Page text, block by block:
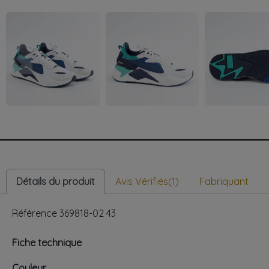
Précédent
keyboard_arrow_left
Détails du produit Avis Vérifiés(1) Fabriquant
Référence 369818-02 43
Fiche technique